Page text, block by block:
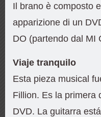
Il brano è composto
apparizione di un
DO (partendo dal MI
Viaje tranquilo
Esta pieza musical
Fillion. Es la primera
DVD. La guitarra